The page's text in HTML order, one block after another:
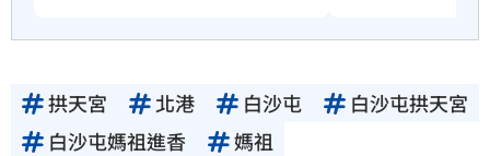
拱天宮 北港 白沙屯
白沙屯拱天宮
白沙屯媽祖進香
媽祖